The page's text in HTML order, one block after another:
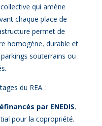
qui amène
chaque place de
permet de
homogène, durable et
souterrains ou
du REA :
par ENEDIS,
pour la copropriété.